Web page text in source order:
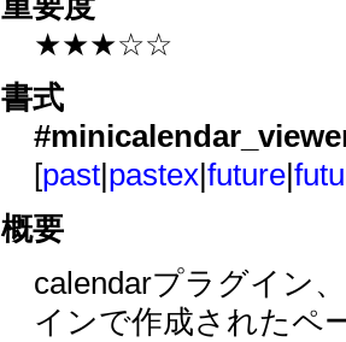
★★★☆☆
書式
[past|pastex|future|
概要
calendarプラグイン
インで作成されたペ